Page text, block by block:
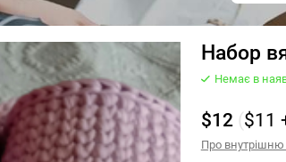
Набор
Немає в
$12 ($11
Про внутрішню